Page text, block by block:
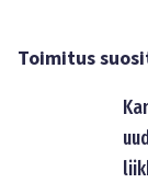
Toimitus